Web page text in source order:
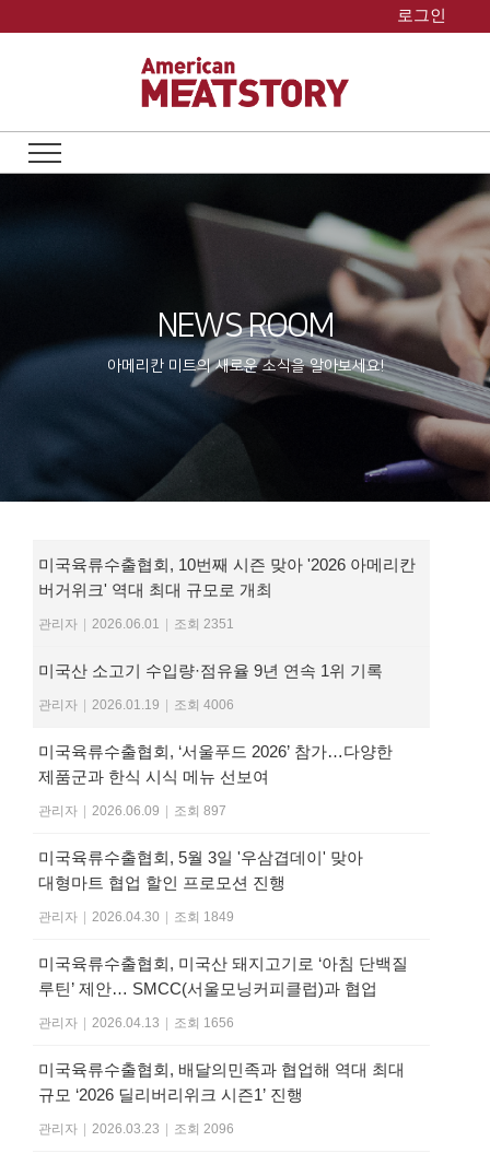
로그인
NEWS ROOM
아메리칸 미트의 새로운 소식을 알아보세요!
미국육류수출협회, 10번째 시즌 맞아 '2026 아메리칸
버거위크' 역대 최대 규모로 개최
관리자 2026.06.01 조회 2351
미국산 소고기 수입량·점유율 9년 연속 1위 기록
관리자 2026.01.19 조회 4006
미국육류수출협회, ‘서울푸드 2026’ 참가…다양한
제품군과 한식 시식 메뉴 선보여
관리자 2026.06.09 조회 897
미국육류수출협회, 5월 3일 '우삼겹데이' 맞아
대형마트 협업 할인 프로모션 진행
관리자 2026.04.30 조회 1849
미국육류수출협회, 미국산 돼지고기로 ‘아침 단백질
루틴’ 제안… SMCC(서울모닝커피클럽)과 협업
관리자 2026.04.13 조회 1656
미국육류수출협회, 배달의민족과 협업해 역대 최대
규모 ‘2026 딜리버리위크 시즌1’ 진행
관리자 2026.03.23 조회 2096